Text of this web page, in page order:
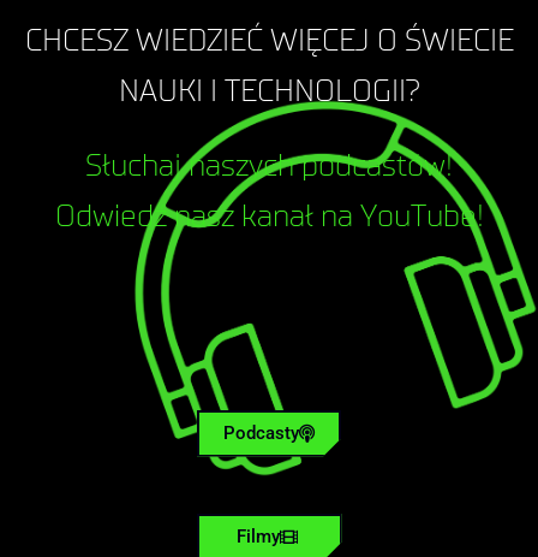
CHCESZ WIEDZIEĆ WIĘCEJ O ŚWIECIE
NAUKI I TECHNOLOGII?
Słuchaj naszych podcastów!
Odwiedź nasz kanał na YouTube!
Podcasty
Filmy